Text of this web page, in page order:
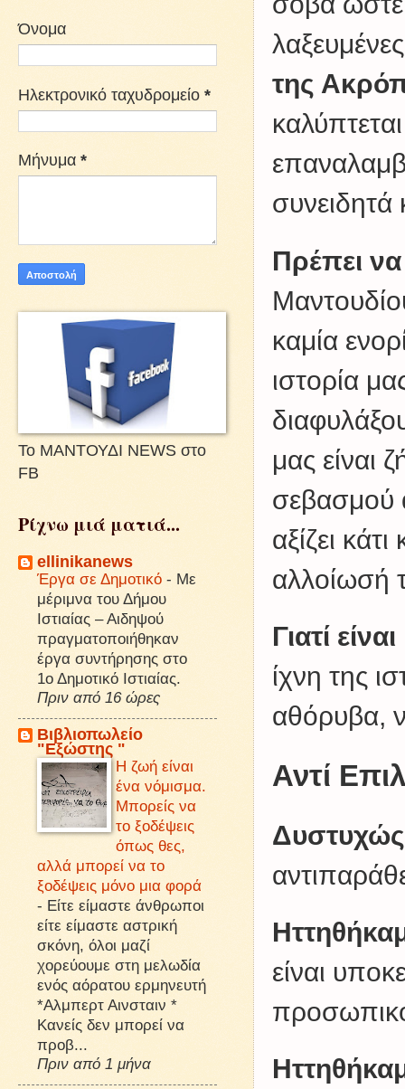
της
συνειδητά
Πρέπει
καμία
ιστορία
μας είναι
σεβασμού
αξίζει
αλλοίωσή
Γιατί
ίχνη της
αθόρυβα,
Αντί
είναι
Όνομα
Ηλεκτρονικό ταχυδρομείο *
Μήνυμα *
Το ΜΑΝΤΟΥΔΙ NEWS στο
FB
Ρίχνω μιά ματιά...
ellinikanews
Έργα σε Δημοτικό - Με
μέριμνα του Δήμου
Ιστιαίας – Αιδηψού
πραγματοποιήθηκαν
έργα συντήρησης στο
1ο Δημοτικό Ιστιαίας.
Πριν από 16 ώρες
Βιβλιοπωλείο
"Εξώστης "
Η ζωή είναι
ένα νόμισμα.
Μπορείς να
το ξοδέψεις
όπως θες,
αλλά μπορεί να το
ξοδέψεις μόνο μια φορά
- Είτε είμαστε άνθρωποι
είτε είμαστε αστρική
σκόνη, όλοι μαζί
χορεύουμε στη μελωδία
ενός αόρατου ερμηνευτή
*Αλμπερτ Αινσταιν *
Κανείς δεν μπορεί να
προβ...
Πριν από 1 μήνα